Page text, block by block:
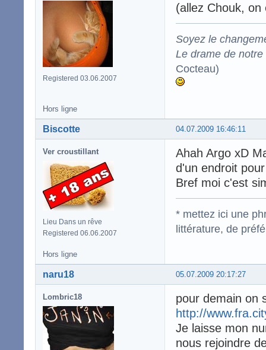
Registered 03.06.2007
(allez Chouk,
Soyez le
Le drame de
Cocteau)
Hors ligne
04.07.2009 16:46:11
Biscotte
Ver croustillant
Lieu Dans un rêve
Registered 06.06.2007
Ahah Argo xD
d'un endroit
Bref moi c'est
* mettez ici une
littérature, de
Hors ligne
05.07.2009 20:17:27
naru18
Lombric18
pour demain on
http://
Je laisse mon
nous rejoindre